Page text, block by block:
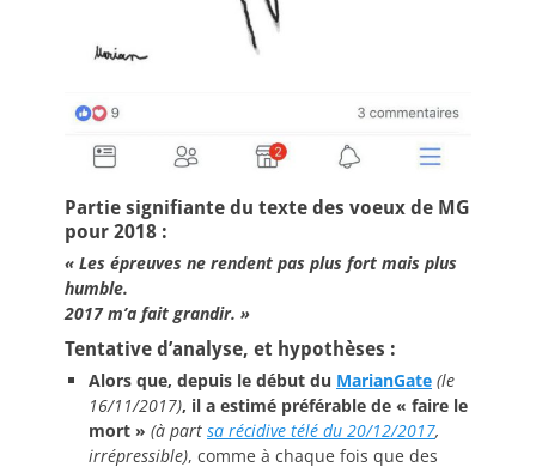
Partie signifiante du texte des voeux de MG
pour 2018 :
« Les épreuves ne rendent pas plus fort mais plus
humble.
2017 m’a fait grandir. »
Tentative d’analyse, et hypothèses :
Alors que, depuis le début du MarianGate (le
16/11/2017), il a estimé préférable de « faire le
mort » (à part sa récidive télé du 20/12/2017,
irrépressible), comme à chaque fois que des